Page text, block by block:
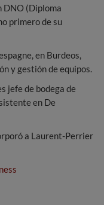
DNO (Diploma
primero de su
en Burdeos,
y gestión de equipos.
jefe de bodega de
en De
a Laurent-Perrier